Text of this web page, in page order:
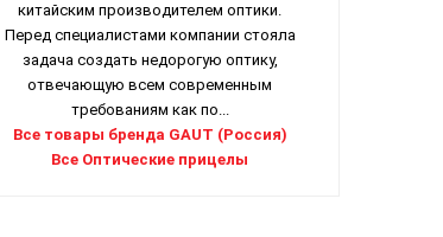
китайским производителем оптики.
Перед специалистами компании стояла
задача создать недорогую оптику,
отвечающую всем современным
требованиям как по...
Все товары бренда GAUT (Россия)
Все Оптические прицелы